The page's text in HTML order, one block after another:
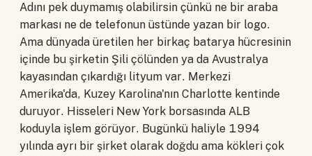
Adını pek duymamış olabilirsin çünkü ne bir araba
markası ne de telefonun üstünde yazan bir logo.
Ama dünyada üretilen her birkaç batarya hücresinin
içinde bu şirketin Şili çölünden ya da Avustralya
kayasından çıkardığı lityum var. Merkezi
Amerika'da, Kuzey Karolina'nın Charlotte kentinde
duruyor. Hisseleri New York borsasında ALB
koduyla işlem görüyor. Bugünkü haliyle 1994
yılında ayrı bir şirket olarak doğdu ama kökleri çok